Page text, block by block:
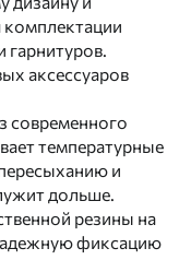
гарнитуров.
аксессуаров
современного
температурные
и
дольше.
резины на
фиксацию